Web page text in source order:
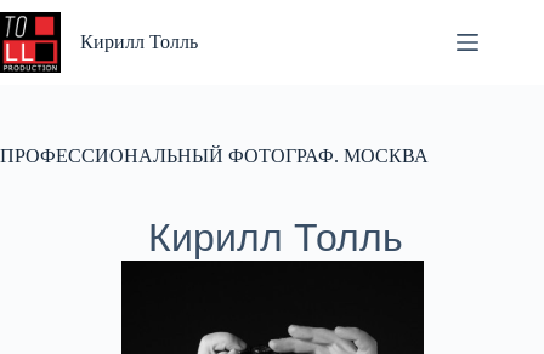
Перейти
к
Кирилл Толль
ПРОФЕССИОНАЛЬНЫЙ ФОТОГРАФ. МОСКВА
Кирилл Толль